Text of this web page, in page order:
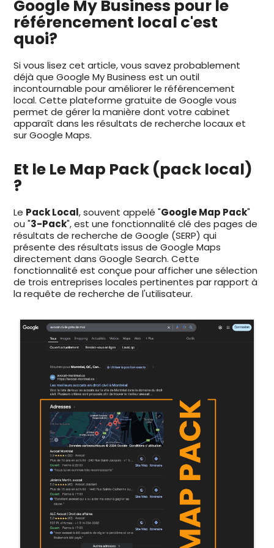
Google My Business pour le
référencement local c'est
quoi?
Si vous lisez cet article, vous savez probablement
déjà que Google My Business est un outil
incontournable pour améliorer le référencement
local. Cette plateforme gratuite de Google vous
permet de gérer la manière dont votre cabinet
apparaît dans les résultats de recherche locaux et
sur Google Maps.
Et le Le Map Pack (pack local)
?
Le Pack Local, souvent appelé "Google Map Pack"
ou "3-Pack", est une fonctionnalité clé des pages de
résultats de recherche de Google (SERP) qui
présente des résultats issus de Google Maps
directement dans Google Search. Cette
fonctionnalité est conçue pour afficher une sélection
de trois entreprises locales pertinentes par rapport à
la requête de recherche de l'utilisateur.